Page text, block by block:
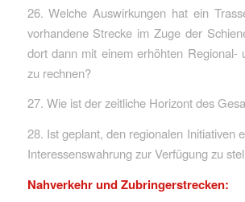
26. Welche Auswirkungen hat ein
vorhandene Strecke im Zuge der
dort dann mit einem erhöhten Regional-
zu rechnen?
27. Wie ist der zeitliche Horizont des
28. Ist geplant, den regionalen Initiativen
Interessenswahrung zur Verfügung zu
Nahverkehr und Zubringerstrecken: